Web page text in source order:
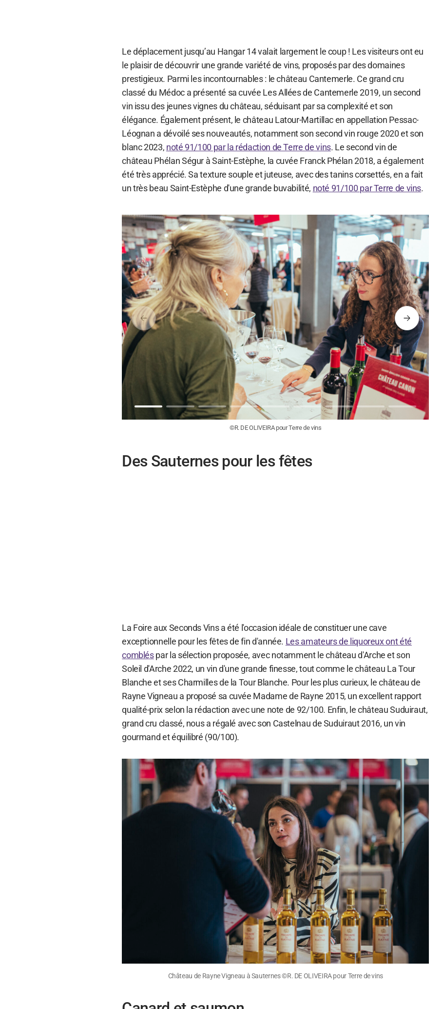
Le déplacement jusqu’au Hangar 14 valait largement le coup ! Les visiteurs ont eu
le plaisir de découvrir une grande variété de vins, proposés par des domaines
prestigieux. Parmi les incontournables : le château Cantemerle. Ce grand cru
classé du Médoc a présenté sa cuvée Les Allées de Cantemerle 2019, un second
vin issu des jeunes vignes du château, séduisant par sa complexité et son
élégance. Également présent, le château Latour-Martillac en appellation Pessac-
Léognan a dévoilé ses nouveautés, notamment son second vin rouge 2020 et son
blanc 2023, noté 91/100 par la rédaction de Terre de vins. Le second vin de
château Phélan Ségur à Saint-Estèphe, la cuvée Franck Phélan 2018, a également
été très apprécié. Sa texture souple et juteuse, avec des tanins corsettés, en a fait
un très beau Saint-Estèphe d'une grande buvabilité, noté 91/100 par Terre de vins.
©R. DE OLIVEIRA pour Terre de vins
Précédent Suivant
Des Sauternes pour les fêtes
La Foire aux Seconds Vins a été l'occasion idéale de constituer une cave
exceptionnelle pour les fêtes de fin d'année. Les amateurs de liquoreux ont été
combléspar la sélection proposée, avec notamment le château d'Arche et son
Soleil d'Arche 2022, un vin d'une grande finesse, tout comme le château La Tour
Blanche et ses Charmilles de la Tour Blanche. Pour les plus curieux, le château de
Rayne Vigneau a proposé sa cuvée Madame de Rayne 2015, un excellent rapport
qualité-prix selon la rédaction avec une note de 92/100. Enfin, le château Suduiraut,
grand cru classé, nous a régalé avec son Castelnau de Suduiraut 2016, un vin
gourmand et équilibré (90/100).
Château de Rayne Vigneau à Sauternes ©R. DE OLIVEIRA pour Terre de vins